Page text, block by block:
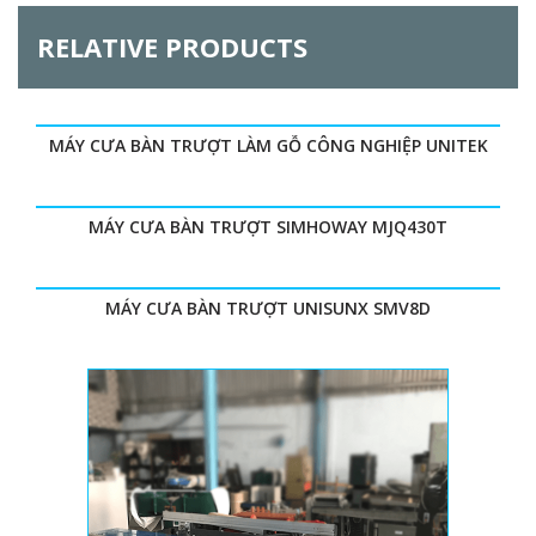
RELATIVE PRODUCTS
MÁY CƯA BÀN TRƯỢT LÀM GỖ CÔNG NGHIỆP UNITEK
MÁY CƯA BÀN TRƯỢT SIMHOWAY MJQ430T
MÁY CƯA BÀN TRƯỢT UNISUNX SMV8D